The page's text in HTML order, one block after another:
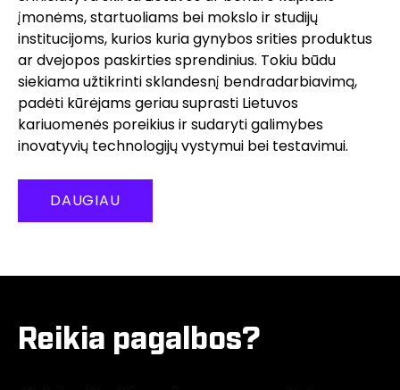
įmonėms, startuoliams bei mokslo ir studijų
institucijoms, kurios kuria gynybos srities produktus
ar dvejopos paskirties sprendinius. Tokiu būdu
siekiama užtikrinti sklandesnį bendradarbiavimą,
padėti kūrėjams geriau suprasti Lietuvos
kariuomenės poreikius ir sudaryti galimybes
inovatyvių technologijų vystymui bei testavimui.
DAUGIAU
Reikia pagalbos?